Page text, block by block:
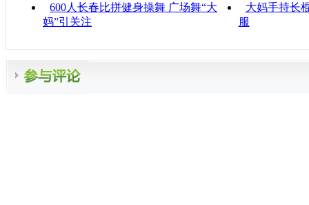
600人长春比拼健身操舞 广场舞“大
妈”引关注
大妈手持长
服